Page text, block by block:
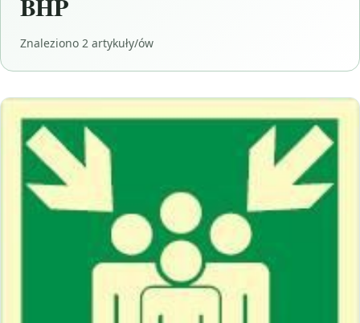
Znaleziono 2 artykuły/ów